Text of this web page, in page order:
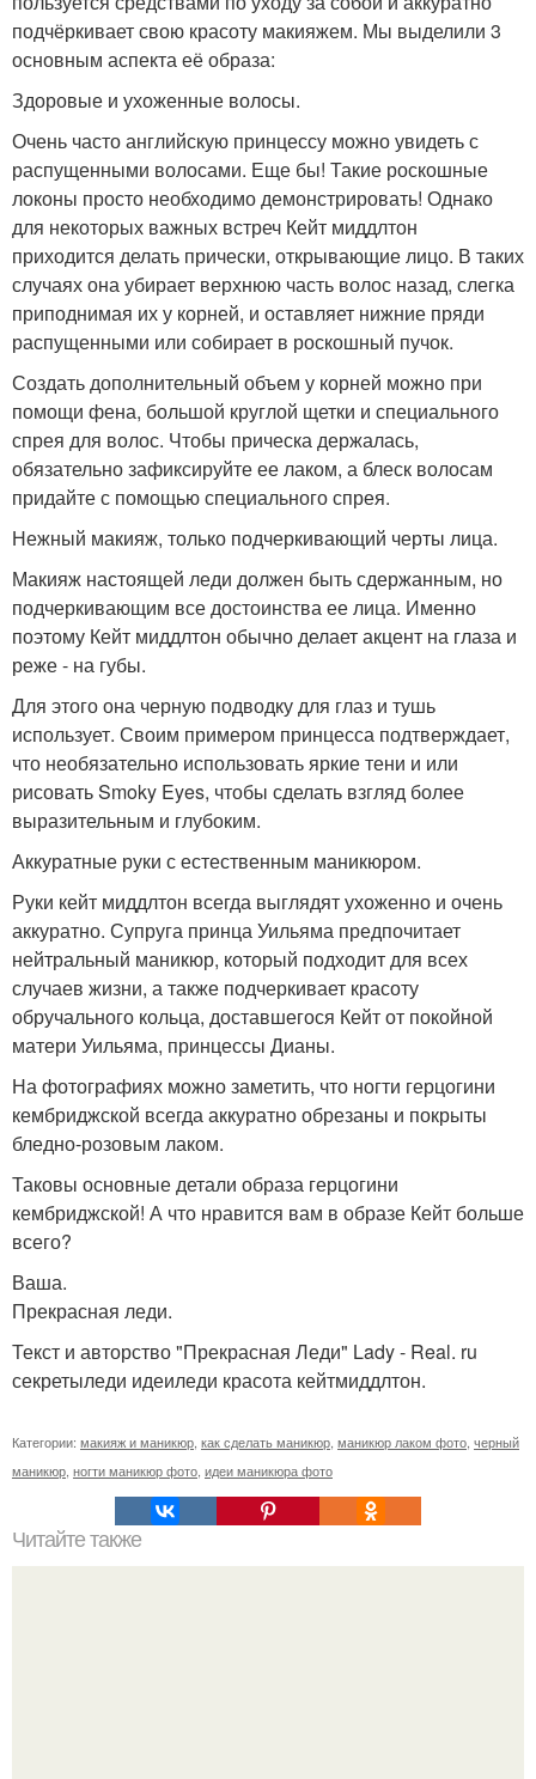
подчёркивает свою красоту макияжем. Мы выделили 3
основным аспекта её образа:
Здоровые и ухоженные волосы.
Очень часто английскую принцессу можно увидеть с
распущенными волосами. Еще бы! Такие роскошные
локоны просто необходимо демонстрировать! Однако
для некоторых важных встреч Кейт миддлтон
приходится делать прически, открывающие лицо. В таких
случаях она убирает верхнюю часть волос назад, слегка
приподнимая их у корней, и оставляет нижние пряди
распущенными или собирает в роскошный пучок.
Создать дополнительный объем у корней можно при
помощи фена, большой круглой щетки и специального
спрея для волос. Чтобы прическа держалась,
обязательно зафиксируйте ее лаком, а блеск волосам
придайте с помощью специального спрея.
Нежный макияж, только подчеркивающий черты лица.
Макияж настоящей леди должен быть сдержанным, но
подчеркивающим все достоинства ее лица. Именно
поэтому Кейт миддлтон обычно делает акцент на глаза и
реже - на губы.
Для этого она черную подводку для глаз и тушь
использует. Своим примером принцесса подтверждает,
что необязательно использовать яркие тени и или
рисовать Smoky Eyes, чтобы сделать взгляд более
выразительным и глубоким.
Аккуратные руки с естественным маникюром.
Руки кейт миддлтон всегда выглядят ухоженно и очень
аккуратно. Супруга принца Уильяма предпочитает
нейтральный маникюр, который подходит для всех
случаев жизни, а также подчеркивает красоту
обручального кольца, доставшегося Кейт от покойной
матери Уильяма, принцессы Дианы.
На фотографиях можно заметить, что ногти герцогини
кембриджской всегда аккуратно обрезаны и покрыты
бледно-розовым лаком.
Таковы основные детали образа герцогини
кембриджской! А что нравится вам в образе Кейт больше
всего?
Ваша.
Прекрасная леди.
Текст и авторство "Прекрасная Леди" Lady - Real. ru
секретыледи идеиледи красота кейтмиддлтон.
Категории: макияж и маникюр как сделать маникюр маникюр лаком фото черный
маникюр ногти маникюр фото идеи маникюра фото
Читайте также